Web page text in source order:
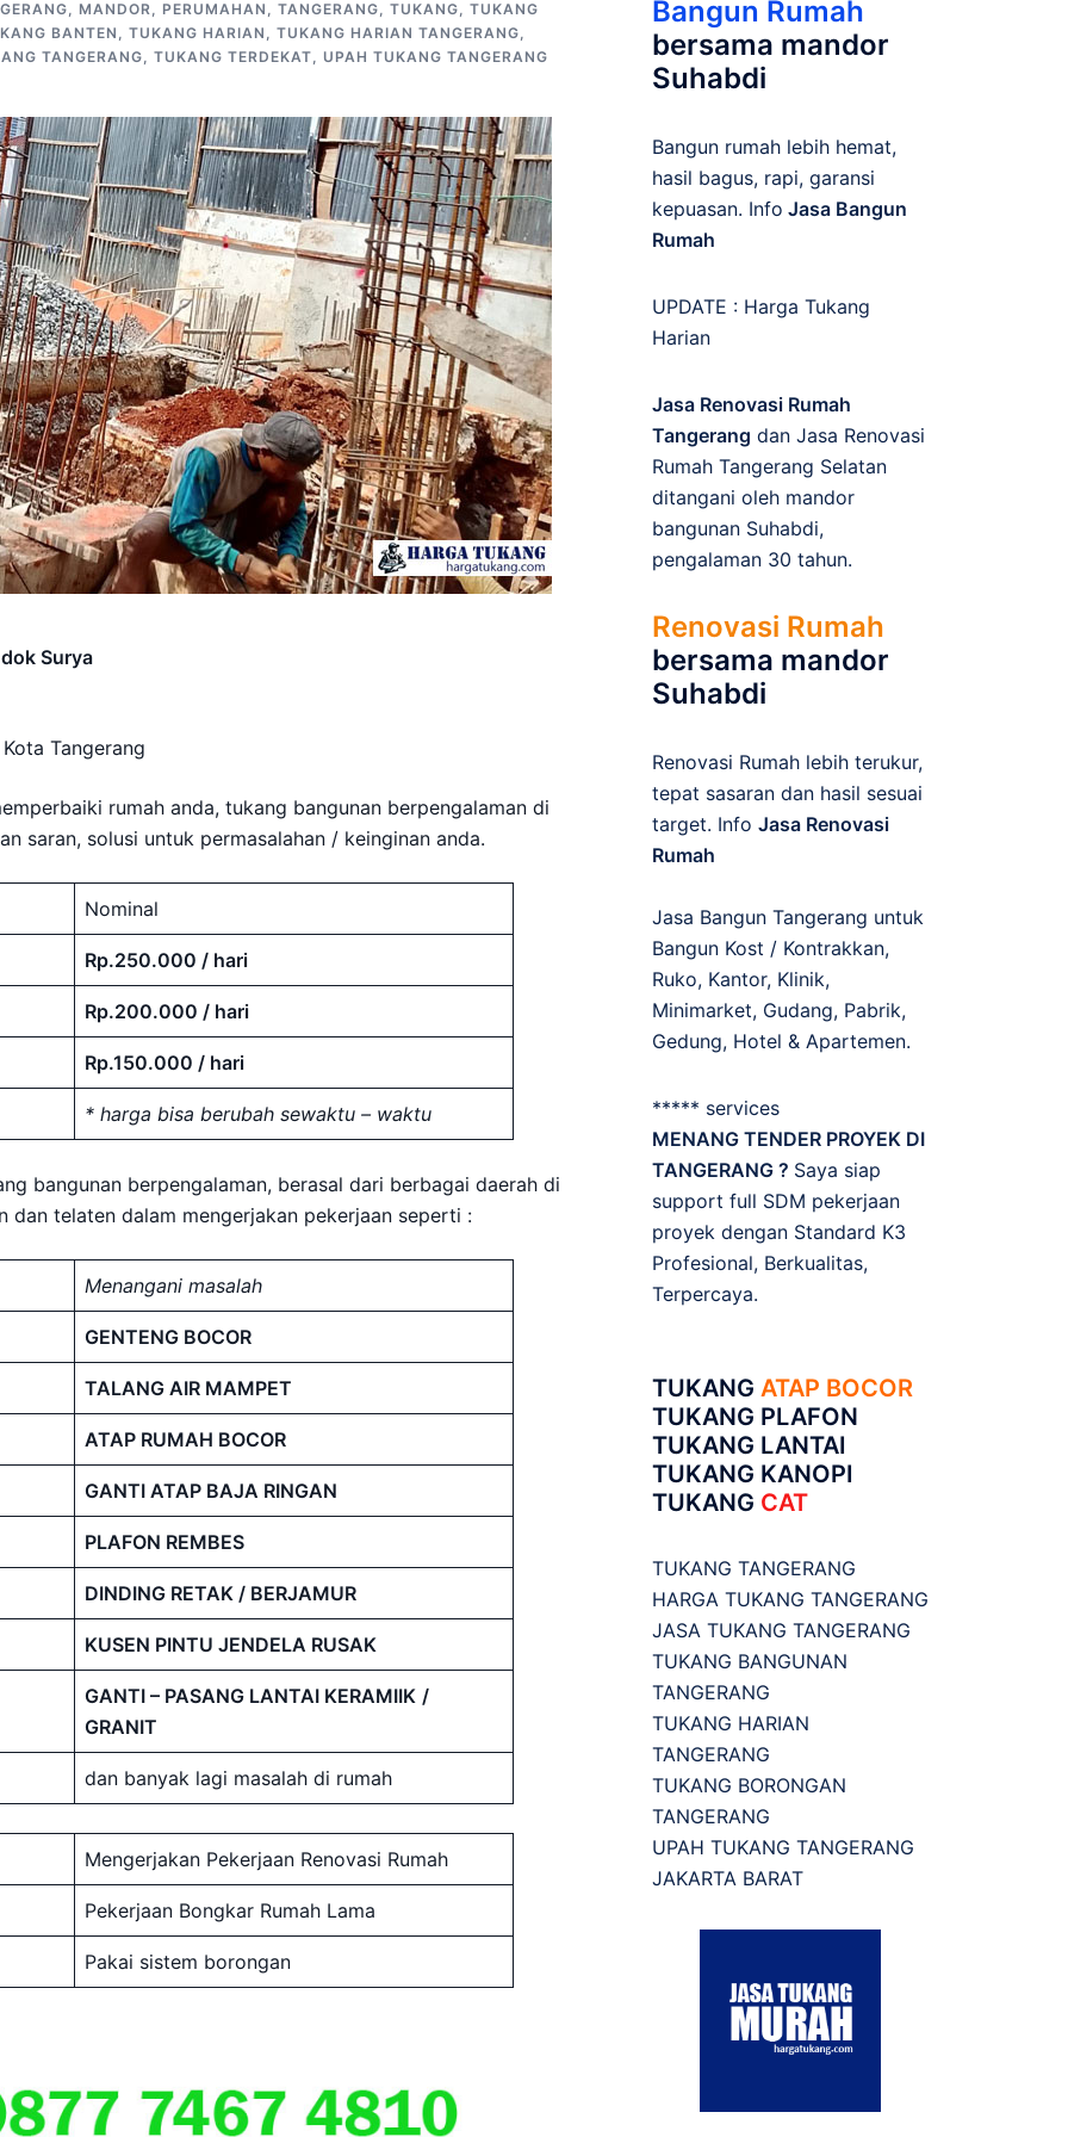
, MANDOR, PERUMAHAN , TANGERANG, TUKANG, TUKANG
BANTEN , TUKANG HARIAN , TUKANG HARIAN TANGERANG,
TANGERANG, TUKANG TERDEKAT, UPAH TUKANG TANGERANG
Surya
Tangerang
rumah anda, tukang bangunan berpengalaman di
saran, solusi untuk permasalahan / keinginan anda.
Nominal
Rp.250.000 / hari
Rp.200.000 / hari
Rp.150.000 / hari
* harga bisa berubah sewaktu – waktu
bangunan berpengalaman, berasal dari berbagai daerah di
dan telaten dalam mengerjakan pekerjaan seperti :
Menangani masalah
GENTENG BOCOR
TALANG AIR MAMPET
ATAP RUMAH BOCOR
GANTI ATAP BAJA RINGAN
PLAFON REMBES
DINDING RETAK / BERJAMUR
KUSEN PINTU JENDELA RUSAK
GANTI – PASANG LANTAI KERAMIIK /
GRANIT
dan banyak lagi masalah di rumah
Mengerjakan Pekerjaan Renovasi Rumah
Pekerjaan Bongkar Rumah Lama
Pakai sistem borongan
Bangun Rumah
bersama mandor
Suhabdi
Bangun rumah lebih hemat,
hasil bagus, rapi, garansi
kepuasan. Info Jasa Bangun
Rumah
UPDATE : Harga Tukang
Harian
Jasa Renovasi Rumah
Tangerang dan Jasa Renovasi
Rumah Tangerang Selatan
ditangani oleh mandor
bangunan Suhabdi,
pengalaman 30 tahun.
Renovasi Rumah
bersama mandor
Suhabdi
Renovasi Rumah lebih terukur,
tepat sasaran dan hasil sesuai
target. Info Jasa Renovasi
Rumah
Jasa Bangun Tangerang untuk
Bangun Kost / Kontrakkan,
Ruko, Kantor, Klinik,
Minimarket, Gudang, Pabrik,
Gedung, Hotel & Apartemen.
***** services
MENANG TENDER PROYEK DI
TANGERANG ? Saya siap
support full SDM pekerjaan
proyek dengan Standard K3
Profesional, Berkualitas,
Terpercaya.
TUKANG ATAP BOCOR
TUKANG PLAFON
TUKANG LANTAI
TUKANG KANOPI
TUKANG CAT
TUKANG TANGERANG
HARGA TUKANG TANGERANG
JASA TUKANG TANGERANG
TUKANG BANGUNAN
TANGERANG
TUKANG HARIAN
TANGERANG
TUKANG BORONGAN
TANGERANG
UPAH TUKANG TANGERANG
JAKARTA BARAT